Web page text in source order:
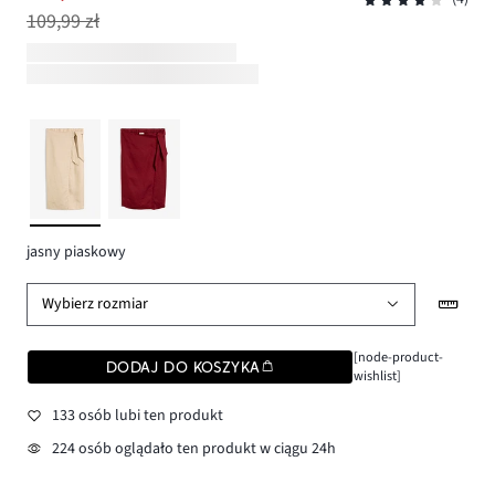
109,99 zł
jasny piaskowy
Wybierz rozmiar
DODAJ DO KOSZYKA
[node-product-
wishlist]
133 osób lubi ten produkt
224 osób oglądało ten produkt w ciągu 24h